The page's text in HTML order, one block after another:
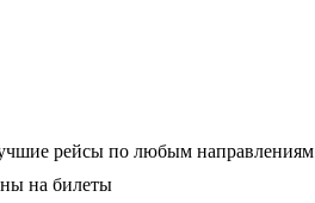
рейсы по любым направлениям
на билеты